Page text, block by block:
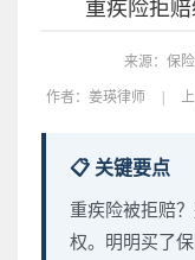
重疾险拒
来源：保
作者： 姜瑛律师 |
📋 关键要点
重疾险被拒赔
权。明明买了